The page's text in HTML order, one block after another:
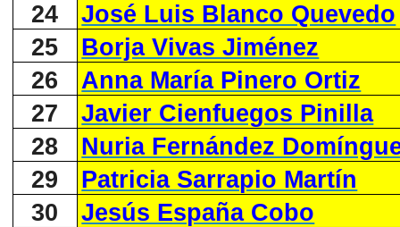
24
José Luis Blanco Quevedo
25
Borja Vivas Jiménez
26
Anna María Pinero Ortiz
27
Javier Cienfuegos Pinilla
28
Nuria Fernández
29
Patricia Sarrapio Martín
30
Jesús España Cobo